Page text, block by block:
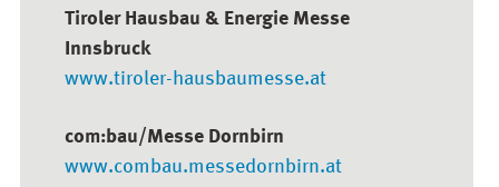
Tiroler Hausbau & Energie Messe
Innsbruck
www.tiroler-hausbaumesse.at
com:bau/Messe Dornbirn
www.combau.messedornbirn.at